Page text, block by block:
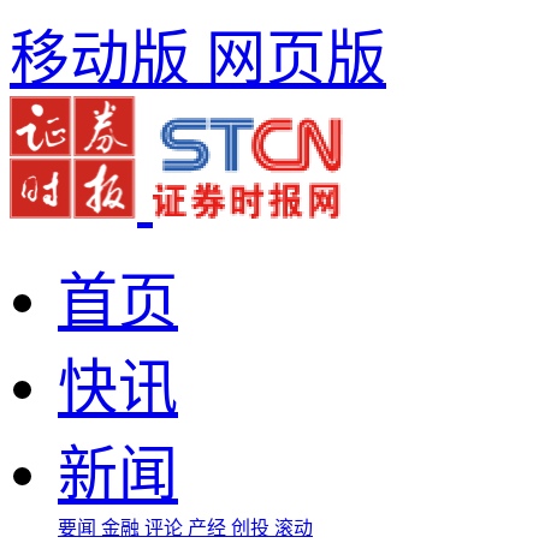
移动版 网页版
首页
快讯
新闻
要闻 金融 评论 产经 创投 滚动